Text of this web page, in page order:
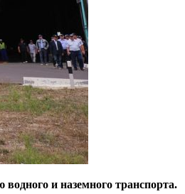
и наземного транспорта.